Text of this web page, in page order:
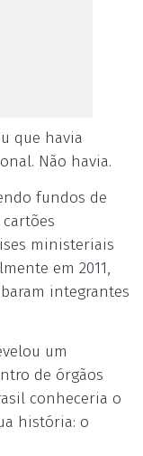
que havia
Não havia.
fundos de
ministeriais
em 2011,
integrantes
um
de órgãos
conheceria o
história: o